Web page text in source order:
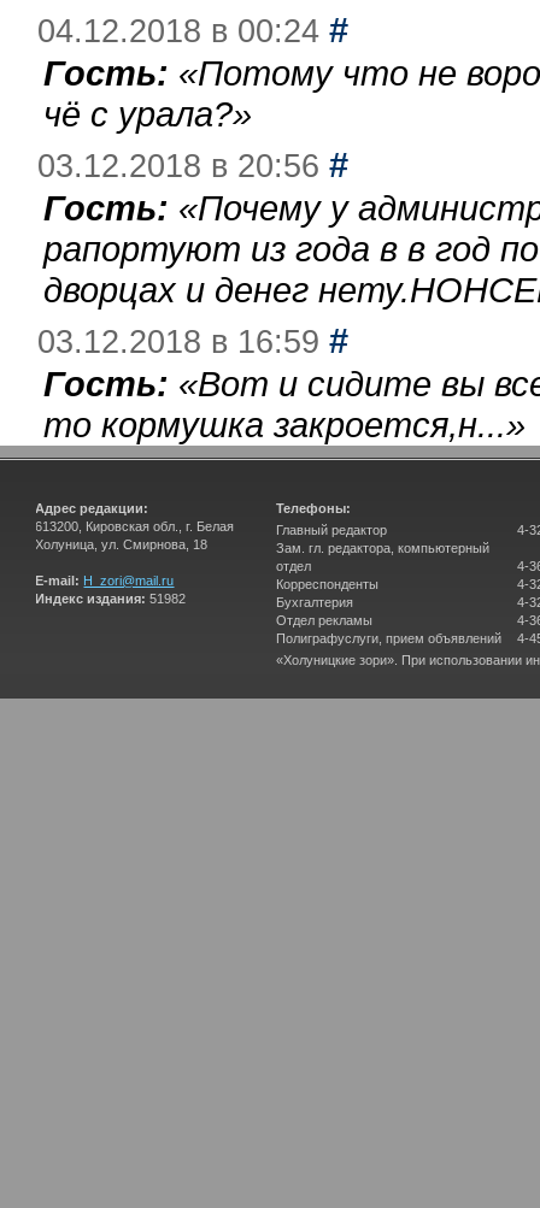
04.12.2018 в 00:24 #
Гость: «Потому что не
чё с урала?»
03.12.2018 в 20:56 #
Гость: «Почему у
рапортуют из года в в год
дворцах и денег
03.12.2018 в 16:59 #
Гость: «Вот и сидите вы
то кормушка закроется,н...»
Адрес редакции:
613200, Кировская обл., г. Белая
Холуница, ул. Смирнова, 18
E-mail: H_zori@mail.ru
Индекс издания: 51982
Телефоны:
Главный редактор
Зам. гл. редактора, компьютерный
отдел
Корреспонденты
Бухгалтерия
Отдел рекламы
Полиграфуслуги, прием объявлений
4-
4-
4-
4-
4-
4-
«Холуницкие зори». При использовании